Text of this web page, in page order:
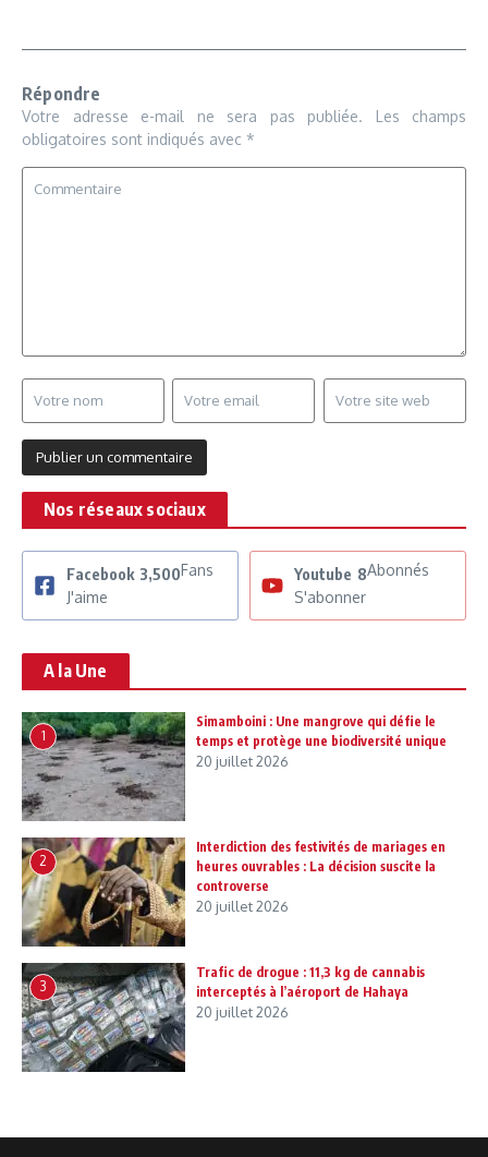
Répondre
Votre adresse e-mail ne sera pas publiée.
Les champs
obligatoires sont indiqués avec *
Nos réseaux sociaux
Facebook 3,500Fans
J'aime
Youtube 8Abonnés
S'abonner
A la Une
1
Simamboini : Une mangrove qui défie le
temps et protège une biodiversité unique
20 juillet 2026
2
Interdiction des festivités de mariages en
heures ouvrables : La décision suscite la
controverse
20 juillet 2026
3
Trafic de drogue : 11,3 kg de cannabis
interceptés à l’aéroport de Hahaya
20 juillet 2026